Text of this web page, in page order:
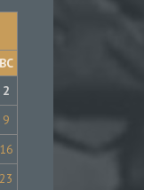
ВС
2
9
16
23